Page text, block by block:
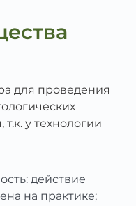
для проведения
у технологии
действие
на практике;